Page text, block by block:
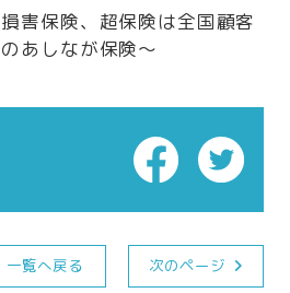
害保険、超保険は全国顧客
あしなが保険～
一覧へ戻る 次のページ